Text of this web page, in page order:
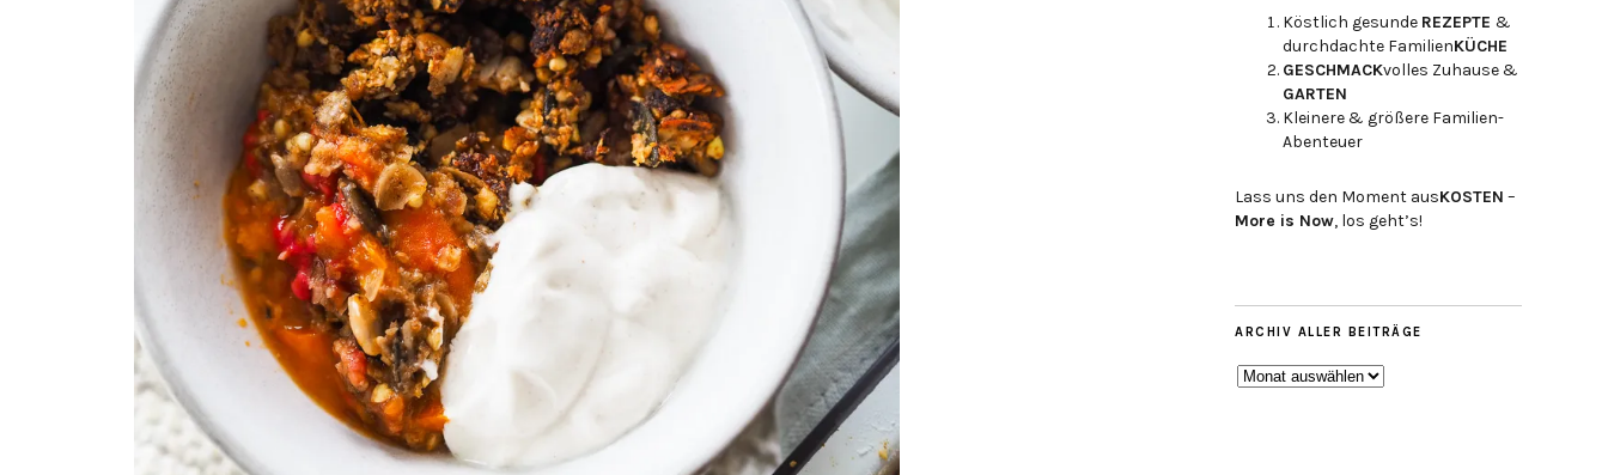
Köstlich gesunde REZEPTE &
durchdachte FamilienKÜCHE
GESCHMACKvolles Zuhause &
GARTEN
Kleinere & größere Familien-
Abenteuer
Lass uns den Moment ausKOSTEN –
More is Now, los geht’s!
ARCHIV ALLER BEITRÄGE
ARCHIV